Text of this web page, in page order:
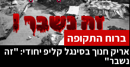
ברוח התקופה
אריק חנוך בסינגל קליפ יחודי: "זה
נשבר"